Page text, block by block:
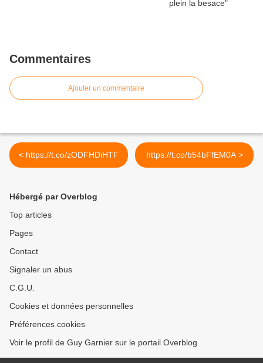
Commentaires
Ajouter un commentaire
< https://t.co/zODFHDiHTF https://t.co/b54bFfEM0A >
Hébergé par Overblog
Top articles
Pages
Contact
Signaler un abus
C.G.U.
Cookies et données personnelles
Préférences cookies
Voir le profil de Guy Garnier sur le portail Overblog